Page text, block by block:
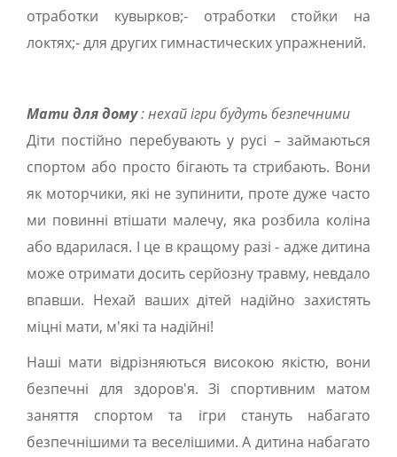
отработки кувырков;- отработки стойки на
локтях;- для других гимнастических упражнений.
Мати для дому: нехай ігри будуть безпечними
Діти постійно перебувають у русі – займаються
спортом або просто бігають та стрибають. Вони
як моторчики, які не зупинити, проте дуже часто
ми повинні втішати малечу, яка розбила коліна
або вдарилася. І це в кращому разі - адже дитина
може отримати досить серйозну травму, невдало
впавши. Нехай ваших дітей надійно захистять
міцні мати, м'які та надійні!
Наші мати відрізняються високою якістю, вони
безпечні для здоров'я. Зі спортивним матом
заняття спортом та ігри стануть набагато
безпечнішими та веселішими. А дитина набагато